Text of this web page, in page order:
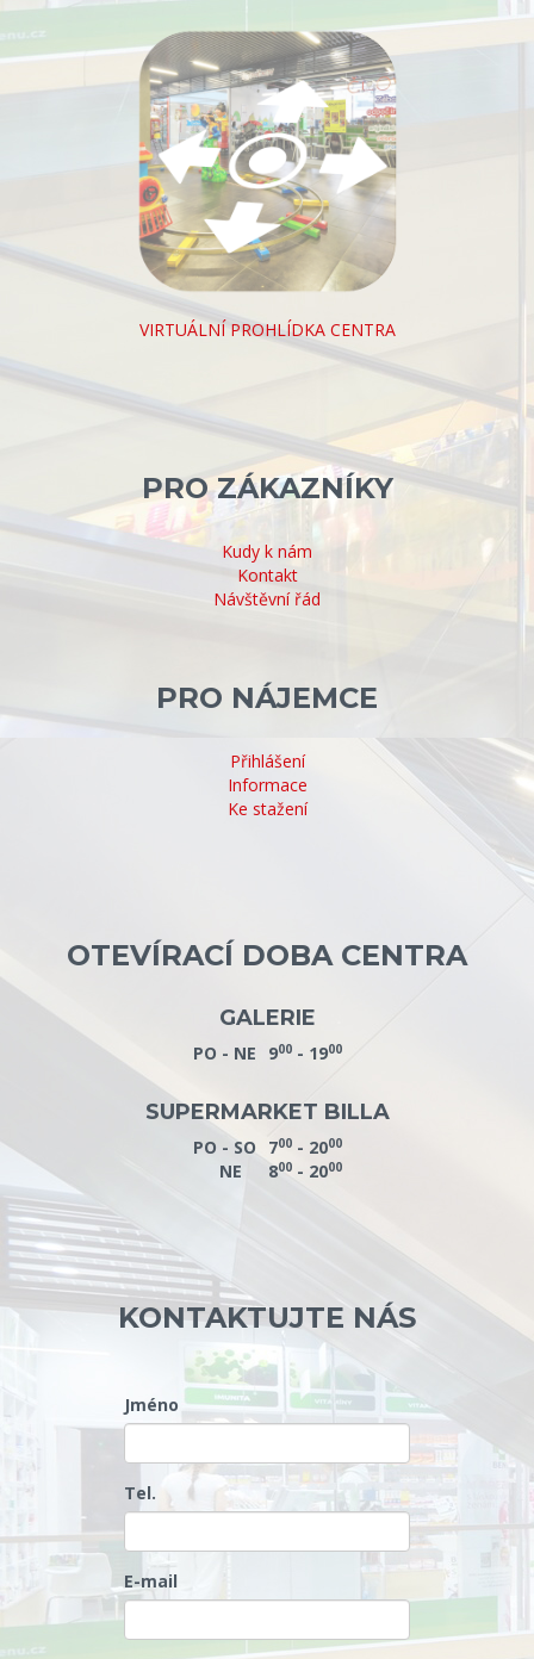
VIRTUÁLNÍ PROHLÍDKA CENTRA
PRO ZÁKAZNÍKY
Kudy k nám
Kontakt
Návštěvní řád
PRO NÁJEMCE
Přihlášení
Informace
Ke stažení
OTEVÍRACÍ DOBA CENTRA
GALERIE
PO - NE 900- 1900
SUPERMARKET BILLA
PO - SO 700- 2000
NE 800- 2000
KONTAKTUJTE NÁS
Jméno
Tel.
E-mail